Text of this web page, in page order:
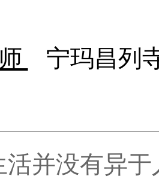
宁玛昌列
活并没有异